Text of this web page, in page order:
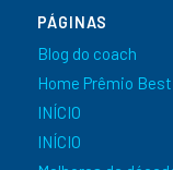
PÁGINAS
Blog do coach
Home Prêmio
INÍCIO
INÍCIO